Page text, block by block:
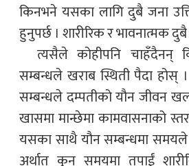
किनभने यसका लागि दुबै जना
हुनुपर्छ । शारीरिक र भावनात्मक
त्यसैले कोहीपनि चाहँदैनन्
सम्बन्धले खराब स्थिती पैदा होस्
सम्बन्धले दम्पतीको यौन जीवन
खासमा मान्छेमा कामवासनाको
यसका साथै यौन सम्बन्धमा